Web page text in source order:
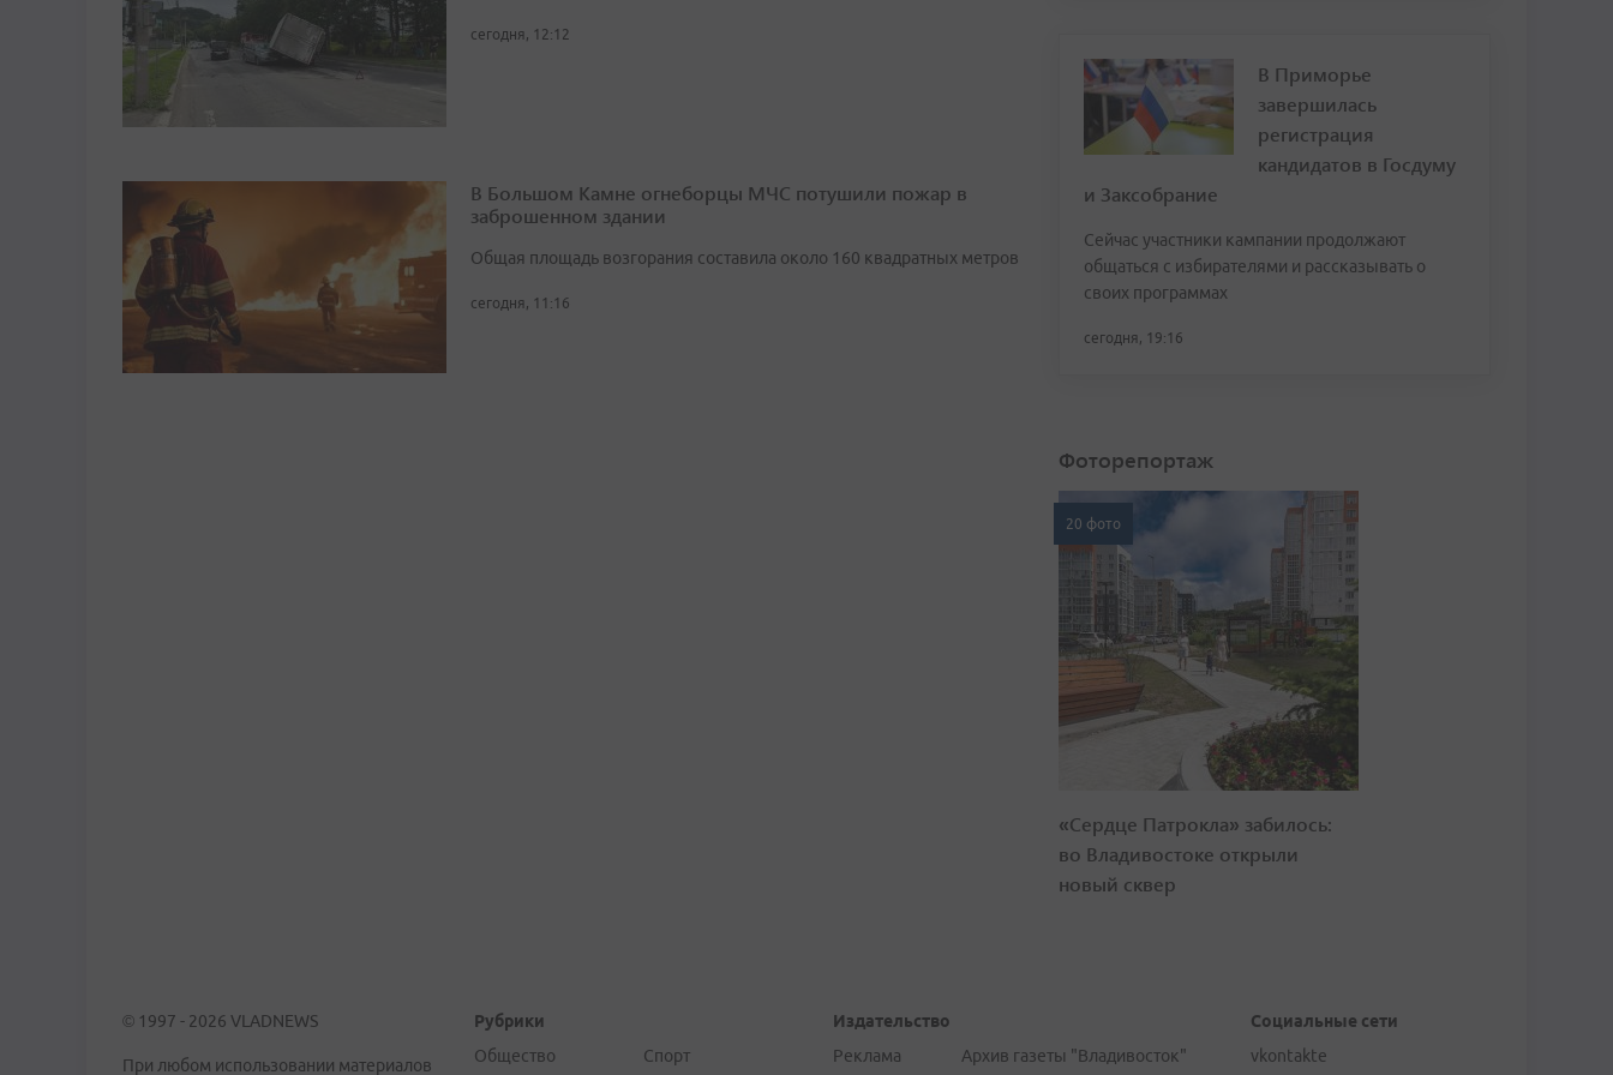
сегодня, 12:12
В Большом Камне огнеборцы МЧС потушили пожар в
заброшенном здании
Общая площадь возгорания составила около 160 квадратных метров
сегодня, 11:16
В Приморье
завершилась
регистрация
кандидатов в Госдуму
и Заксобрание
Сейчас участники кампании продолжают
общаться с избирателями и рассказывать о
своих программах
сегодня, 19:16
Фоторепортаж
20 фото
«Сердце Патрокла» забилось:
во Владивостоке открыли
новый сквер
© 1997 - 2026 VLADNEWS
При любом использовании материалов
Рубрики
Общество
Спорт
Издательство
Реклама
Архив газеты "Владивосток"
Социальные сети
vkontakte